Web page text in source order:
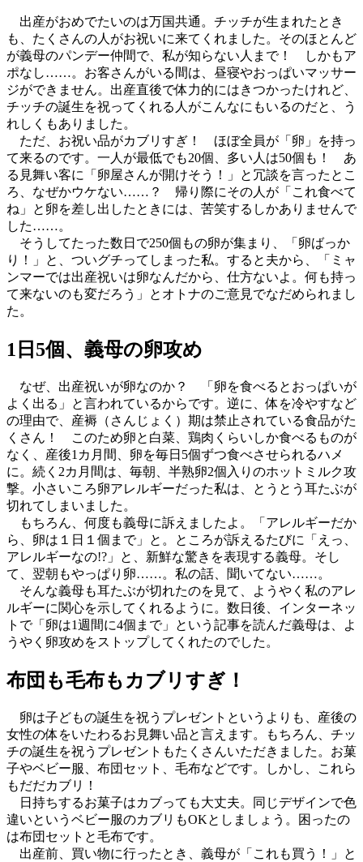
出産がおめでたいのは万国共通。チッチが生まれたとき
も、たくさんの人がお祝いに来てくれました。そのほとんど
が義母のパンデー仲間で、私が知らない人まで！ しかもア
ポなし……。お客さんがいる間は、昼寝やおっぱいマッサー
ジができません。出産直後で体力的にはきつかったけれど、
チッチの誕生を祝ってくれる人がこんなにもいるのだと、う
れしくもありました。
ただ、お祝い品がカブリすぎ！ ほぼ全員が「卵」を持っ
て来るのです。一人が最低でも20個、多い人は50個も！ あ
る見舞い客に「卵屋さんが開けそう！」と冗談を言ったとこ
ろ、なぜかウケない……？ 帰り際にその人が「これ食べて
ね」と卵を差し出したときには、苦笑するしかありませんで
した……。
そうしてたった数日で250個もの卵が集まり、「卵ばっか
り！」と、ついグチってしまった私。すると夫から、「ミャ
ンマーでは出産祝いは卵なんだから、仕方ないよ。何も持っ
て来ないのも変だろう」とオトナのご意見でなだめられまし
た。
1日5個、義母の卵攻め
なぜ、出産祝いが卵なのか？ 「卵を食べるとおっぱいが
よく出る」と言われているからです。逆に、体を冷やすなど
の理由で、産褥（さんじょく）期は禁止されている食品がた
くさん！ このため卵と白菜、鶏肉くらいしか食べるものが
なく、産後1カ月間、卵を毎日5個ずつ食べさせられるハメ
に。続く2カ月間は、毎朝、半熟卵2個入りのホットミルク攻
撃。小さいころ卵アレルギーだった私は、とうとう耳たぶが
切れてしまいました。
もちろん、何度も義母に訴えましたよ。「アレルギーだか
ら、卵は１日１個まで」と。ところが訴えるたびに「えっ、
アレルギーなの!?」と、新鮮な驚きを表現する義母。そし
て、翌朝もやっぱり卵……。私の話、聞いてない……。
そんな義母も耳たぶが切れたのを見て、ようやく私のアレ
ルギーに関心を示してくれるように。数日後、インターネッ
トで「卵は1週間に4個まで」という記事を読んだ義母は、よ
うやく卵攻めをストップしてくれたのでした。
布団も毛布もカブリすぎ！
卵は子どもの誕生を祝うプレゼントというよりも、産後の
女性の体をいたわるお見舞い品と言えます。もちろん、チッ
チの誕生を祝うプレゼントもたくさんいただきました。お菓
子やベビー服、布団セット、毛布などです。しかし、これら
もだだカブリ！
日持ちするお菓子はカブっても大丈夫。同じデザインで色
違いというベビー服のカブリもOKとしましょう。困ったの
は布団セットと毛布です。
出産前、買い物に行ったとき、義母が「これも買う！」と